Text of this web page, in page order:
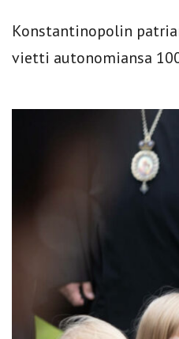
Konstantinopolin
vietti autonomiansa